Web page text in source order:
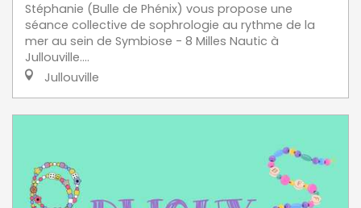
Stéphanie (Bulle de Phénix) vous propose une
séance collective de sophrologie au rythme de la
mer au sein de Symbiose - 8 Milles Nautic à
Jullouville....
Jullouville